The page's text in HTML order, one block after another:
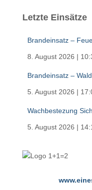
Letzte Einsätze
Brandeinsatz –
8. August 2026 |
Brandeinsatz –
5. August 2026 |
Wachbestezung
5. August 2026 |